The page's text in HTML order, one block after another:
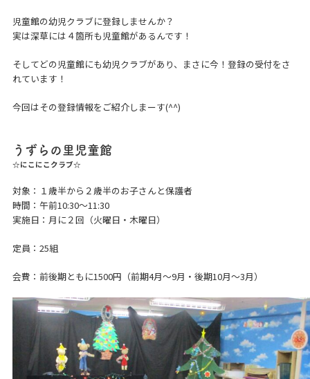
児童館の幼児クラブに登録しませんか？
実は深草には４箇所も児童館があるんです！
そしてどの児童館にも幼児クラブがあり、まさに今！登録の受付をさ
れています！
今回はその登録情報をご紹介しまーす(^^)
うずらの里児童館
☆にこにこクラブ☆
対象：１歳半から２歳半のお子さんと保護者
時間：午前10:30～11:30
実施日：月に２回（火曜日・木曜日）
定員：25組
会費：前後期ともに1500円（前期4月～9月・後期10月～3月）